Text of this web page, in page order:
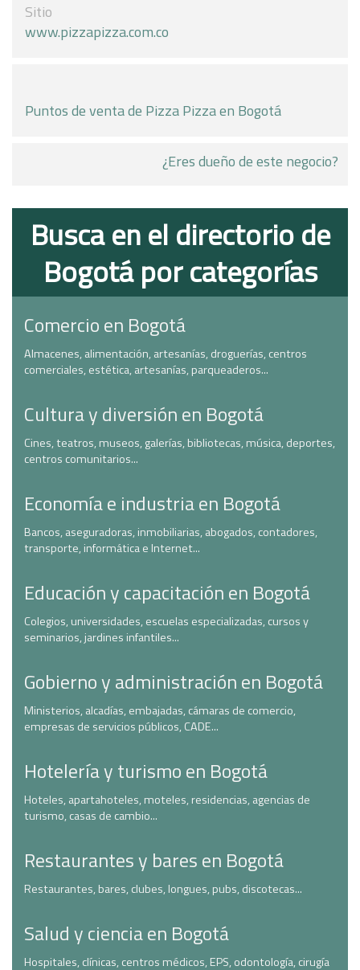
Sitio
www.pizzapizza.com.co
Puntos de venta de Pizza Pizza en Bogotá
¿Eres dueño de este negocio?
Busca en el directorio de
Bogotá por categorías
Comercio en Bogotá
Almacenes, alimentación, artesanías, droguerías, centros
comerciales, estética, artesanías, parqueaderos...
Cultura y diversión en Bogotá
Cines, teatros, museos, galerías, bibliotecas, música, deportes,
centros comunitarios...
Economía e industria en Bogotá
Bancos, aseguradoras, inmobiliarias, abogados, contadores,
transporte, informática e Internet...
Educación y capacitación en Bogotá
Colegios, universidades, escuelas especializadas, cursos y
seminarios, jardines infantiles...
Gobierno y administración en Bogotá
Ministerios, alcadías, embajadas, cámaras de comercio,
empresas de servicios públicos, CADE...
Hotelería y turismo en Bogotá
Hoteles, apartahoteles, moteles, residencias, agencias de
turismo, casas de cambio...
Restaurantes y bares en Bogotá
Restaurantes, bares, clubes, longues, pubs, discotecas...
Salud y ciencia en Bogotá
Hospitales, clínicas, centros médicos, EPS, odontología, cirugía